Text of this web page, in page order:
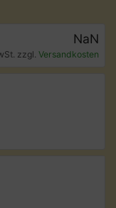
NaN
zzgl. Versandkosten